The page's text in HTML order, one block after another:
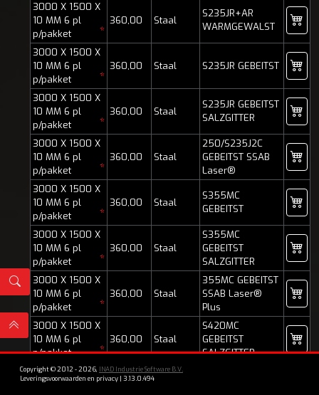
3000 X 1500 X
10 MM 6 pl
p/pakket
*
360,00 Staal
S235JR+AR
WARMGEWALST
3000 X 1500 X
10 MM 6 pl
p/pakket
*
360,00 Staal S235JR GEBEITST
3000 X 1500 X
10 MM 6 pl
p/pakket
*
360,00 Staal
S235JR GEBEITST
SALZGITTER
3000 X 1500 X
10 MM 6 pl
p/pakket
*
360,00 Staal
250/S235J2C
GEBEITST SSAB
Laser®
3000 X 1500 X
10 MM 6 pl
p/pakket
*
360,00 Staal
S355MC
GEBEITST
3000 X 1500 X
10 MM 6 pl
p/pakket
*
360,00 Staal
S355MC
GEBEITST
SALZGITTER
3000 X 1500 X
10 MM 6 pl
p/pakket
*
360,00 Staal
355MC GEBEITST
SSAB Laser®
Plus
3000 X 1500 X
10 MM 6 pl
p/pakket
*
360,00 Staal
S420MC
GEBEITST
SALZGITTER
3000 X 1500 X
10 MM 6 pl
360,00
Copyright © 2012 - 2026, INAD Industrie Software B.V.
Leveringsvoorwaarden en privacy | 3.13.0.494